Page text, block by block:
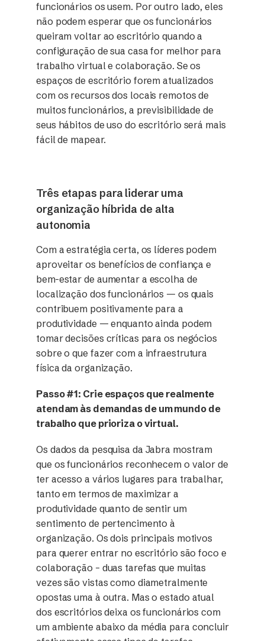
funcionários os usem. Por outro lado, eles
não podem esperar que os funcionários
queiram voltar ao escritório quando a
configuração de sua casa for melhor para
trabalho virtual e colaboração. Se os
espaços de escritório forem atualizados
com os recursos dos locais remotos de
muitos funcionários, a previsibilidade de
seus hábitos de uso do escritório será mais
fácil de mapear.
Três etapas para liderar uma
organização híbrida de alta
autonomia
Com a estratégia certa, os líderes podem
aproveitar os benefícios de confiança e
bem-estar de aumentar a escolha de
localização dos funcionários — os quais
contribuem positivamente para a
produtividade — enquanto ainda podem
tomar decisões críticas para os negócios
sobre o que fazer com a infraestrutura
física da organização.
Passo #1: Crie espaços que realmente
atendam às demandas de um mundo de
trabalho que prioriza o virtual.
Os dados da pesquisa da Jabra mostram
que os funcionários reconhecem o valor de
ter acesso a vários lugares para trabalhar,
tanto em termos de maximizar a
produtividade quanto de sentir um
sentimento de pertencimento à
organização. Os dois principais motivos
para querer entrar no escritório são foco e
colaboração – duas tarefas que muitas
vezes são vistas como diametralmente
opostas uma à outra. Mas o estado atual
dos escritórios deixa os funcionários com
um ambiente abaixo da média para concluir